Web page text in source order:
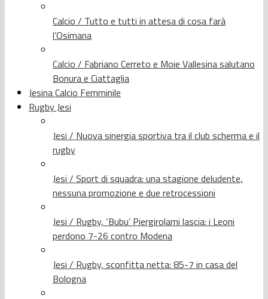
Calcio / Tutto e tutti in attesa di cosa farà
l’Osimana
Calcio / Fabriano Cerreto e Moie Vallesina salutano
Bonura e Ciattaglia
Jesina Calcio Femminile
Rugby Jesi
Jesi / Nuova sinergia sportiva tra il club scherma e il
rugby
Jesi / Sport di squadra: una stagione deludente,
nessuna promozione e due retrocessioni
Jesi / Rugby, ‘Bubu’ Piergirolami lascia: i Leoni
perdono 7-26 contro Modena
Jesi / Rugby, sconfitta netta: 85-7 in casa del
Bologna